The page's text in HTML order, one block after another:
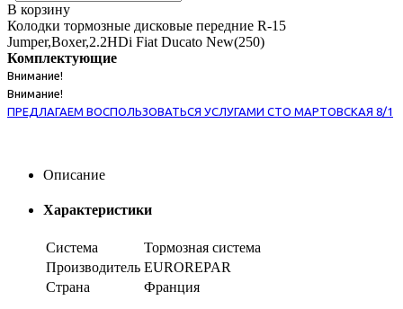
В корзину
Колодки тормозные дисковые передние R-15
Jumper,Boxer,2.2HDi Fiat Ducato New(250)
Комплектующие
Внимание!
Внимание!
ПРЕДЛАГАЕМ ВОСПОЛЬЗОВАТЬСЯ УСЛУГАМИ СТО МАРТОВСКАЯ 8/1
Описание
Характеристики
Система
Тормозная система
Производитель EUROREPAR
Страна
Франция